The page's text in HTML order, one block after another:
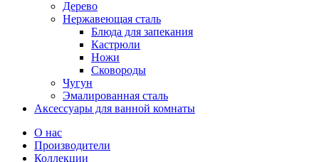
Дерево
Нержавеющая сталь
Блюда для запекания
Кастрюли
Ножи
Сковороды
Чугун
Эмалированная сталь
Аксессуары для ванной комнаты
О нас
Производители
Коллекции